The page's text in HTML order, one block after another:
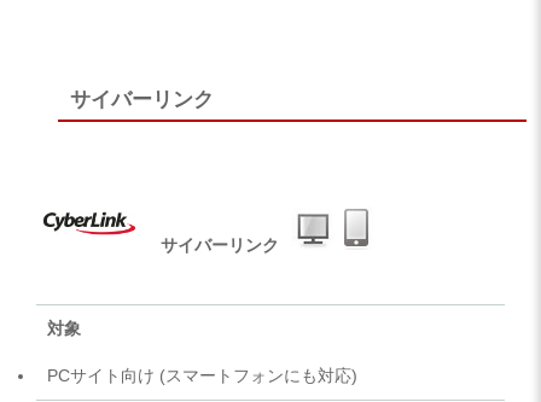
サイバーリンク
サイバーリンク
対象
PCサイト向け (スマートフォンにも対応)